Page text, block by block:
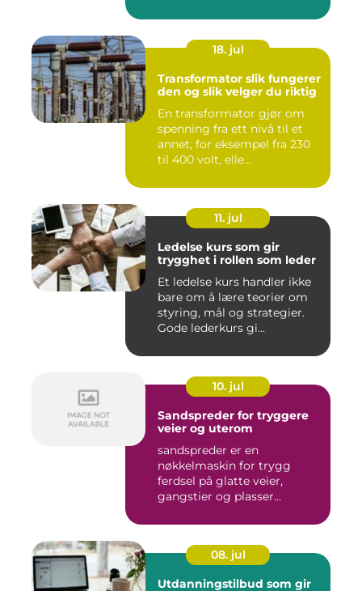
18. jul
Transformator slik fungerer
den og slik velger du riktig
En transformator gjør om
spenning fra ett nivå til et
annet, for eksempel fra 230
til 400 volt, elle...
11. jul
Ledelse kurs som gir
trygghet i rollen som leder
Et ledelse kurs handler ikke
bare om å lære teorier om
styring, mål og strategier.
Gode lederkurs gi...
10. jul
Sandspreder for tryggere
veier og uterom
sandspreder er en
nøkkelmaskin for trygg
ferdsel på glatte veier,
gangstier og plasser
08. jul
Utdanningstilbud som gir